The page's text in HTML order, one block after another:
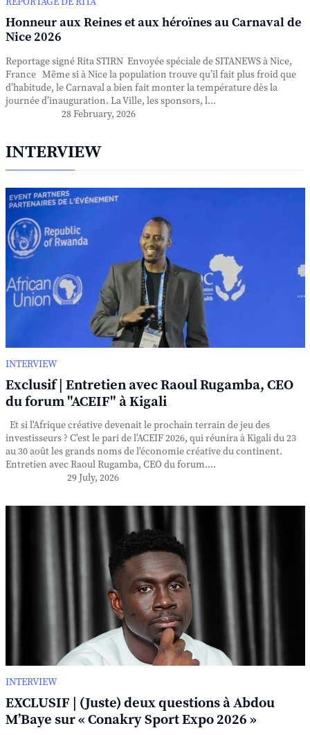
Honneur aux Reines et aux héroïnes au Carnaval de
Nice 2026
Reportage signé Rita STIRN Envoyée spéciale de SITANEWS à Nice,
France Même si à Nice la population trouve qu’il fait plus froid que
d’habitude, le Carnaval a bien fait monter la température dès la
journée d’inauguration. La Ville, les sponsors, l...
28 February, 2026
INTERVIEW
INTERVIEW
Exclusif | Entretien avec Raoul Rugamba, CEO
du forum "ACEIF" à Kigali
Et si l'Afrique créative devenait le prochain terrain de jeu des
investisseurs ? C'est le pari de l'ACEIF 2026, qui réunira à Kigali du 23
au 30 août les grands noms de l'économie créative du continent.
Entretien avec Raoul Rugamba, CEO du forum....
29 July, 2026
INTERVIEW
EXCLUSIF | (Juste) deux questions à Abdou
M’Baye sur « Conakry Sport Expo 2026 »